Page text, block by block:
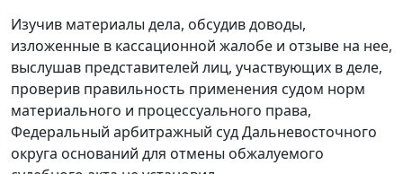
Изучив материалы дела, обсудив доводы,
изложенные в кассационной жалобе и отзыве на нее,
выслушав представителей лиц, участвующих в деле,
проверив правильность применения судом норм
материального и процессуального права,
Федеральный арбитражный суд Дальневосточного
округа оснований для отмены обжалуемого